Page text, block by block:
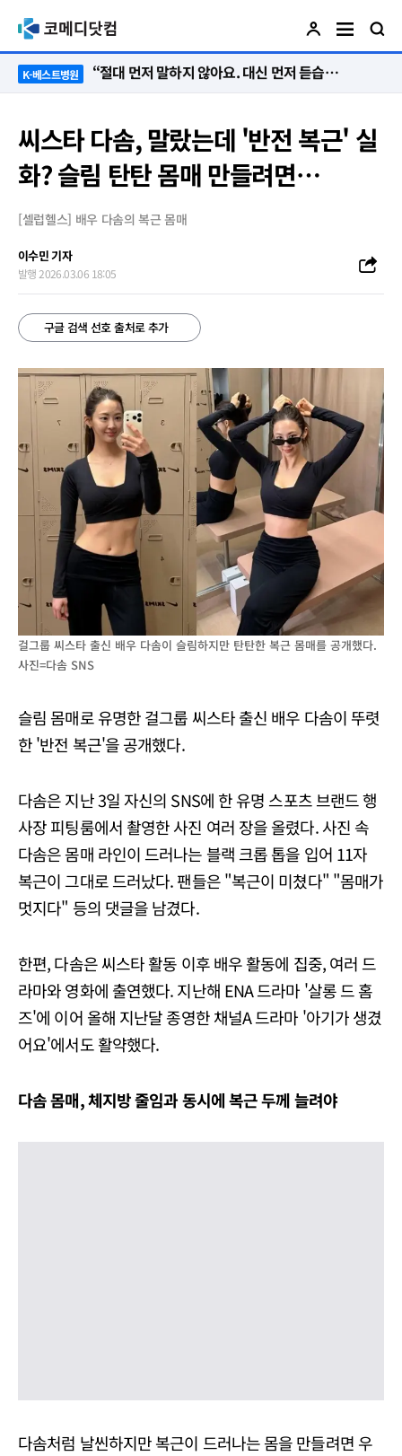
K-베스트병원 “절대 먼저 말하지 않아요. 대신 먼저 듣습니다”
씨스타 다솜, 말랐는데 '반전 복근' 실
화? 슬림 탄탄 몸매 만들려면…
[셀럽헬스] 배우 다솜의 복근 몸매
이수민 기자
발행 2026.03.06 18:05
구글 검색 선호 출처로 추가
걸그룹 씨스타 출신 배우 다솜이 슬림하지만 탄탄한 복근 몸매를 공개했다.
사진=다솜 SNS
슬림 몸매로 유명한 걸그룹 씨스타 출신 배우 다솜이 뚜렷
한 '반전 복근'을 공개했다.
다솜은 지난 3일 자신의 SNS에 한 유명 스포츠 브랜드 행
사장 피팅룸에서 촬영한 사진 여러 장을 올렸다. 사진 속
다솜은 몸매 라인이 드러나는 블랙 크롭 톱을 입어 11자
복근이 그대로 드러났다. 팬들은 "복근이 미쳤다" "몸매가
멋지다" 등의 댓글을 남겼다.
한편, 다솜은 씨스타 활동 이후 배우 활동에 집중, 여러 드
라마와 영화에 출연했다. 지난해 ENA 드라마 '살롱 드 홈
즈'에 이어 올해 지난달 종영한 채널A 드라마 '아기가 생겼
어요'에서도 활약했다.
다솜 몸매, 체지방 줄임과 동시에 복근 두께 늘려야
다솜처럼 날씬하지만 복근이 드러나는 몸을 만들려면 우